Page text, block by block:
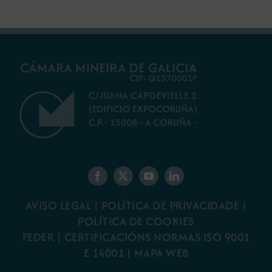
AVISO LEGAL | POLÍTICA DE PRIVACIDADE |
POLÍTICA DE COOKIES
FEDER | CERTIFICACIÓNS NORMAS ISO 9001
E 14001 | MAPA WEB